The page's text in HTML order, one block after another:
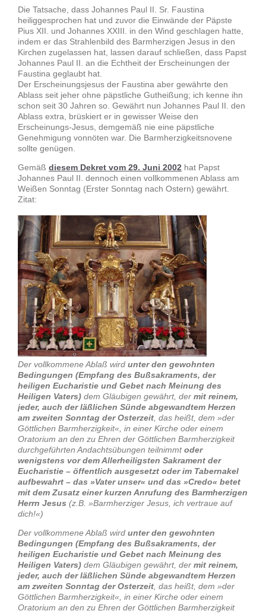
Die Tatsache, dass Johannes Paul II. Sr. Faustina
heiliggesprochen hat und zuvor die Einwände der Päpste
Pius XII. und Johannes XXIII. in den Wind geschlagen hatte,
indem er das Strahlenbild des Barmherzigen Jesus in den
Kirchen zugelassen hat, lassen darauf schließen, dass Papst
Johannes Paul II. an die Echtheit der Erscheinungen der
Faustina geglaubt hat.
Der Erscheinungsjesus der Faustina aber gewährte den
Ablass seit jeher ohne päpstliche Gutheißung; ich kenne ihn
schon seit 30 Jahren so. Gewährt nun Johannes Paul II. den
Ablass extra, brüskiert er in gewisser Weise den
Erscheinungs-Jesus, demgemäß nie eine päpstliche
Genehmigung vonnöten war. Die Barmherzigkeitsnovene
sollte genügen.
Gemäß diesem Dekret vom 29. Juni 2002 hat Papst
Johannes Paul II. dennoch einen vollkommenen Ablass am
Weißen Sonntag (Erster Sonntag nach Ostern) gewährt.
Zitat:
Der vollkommene Ablaß wird unter den gewohnten
Bedingungen (Empfang des Bußsakraments, der
heiligen Eucharistie und Gebet nach Meinung des
Heiligen Vaters) dem Gläubigen gewährt, der mit reinem,
jeder, auch der läßlichen Sünde abgewandtem Herzen
am zweiten Sonntag der Osterzeit, das heißt, dem »der
Göttlichen Barmherzigkeit«, in einer Kirche oder einem
Oratorium an den zu Ehren der Göttlichen Barmherzigkeit
durchgeführten Andachtsübungen teilnimmt oder
wenigstens vor dem Allerheiligsten Sakrament der
Eucharistie – öffentlich ausgesetzt oder im Tabernakel
aufbewahrt – das »Vater unser« und das »Credo« betet
mit dem Zusatz einer kurzen Anrufung des Barmherzigen
Herrn Jesus (z.B. »Barmherziger Jesus, ich vertraue auf
dich!«)
Der vollkommene Ablaß wird unter den gewohnten
Bedingungen (Empfang des Bußsakraments, der
heiligen Eucharistie und Gebet nach Meinung des
Heiligen Vaters) dem Gläubigen gewährt, der mit reinem,
jeder, auch der läßlichen Sünde abgewandtem Herzen
am zweiten Sonntag der Osterzeit, das heißt, dem »der
Göttlichen Barmherzigkeit«, in einer Kirche oder einem
Oratorium an den zu Ehren der Göttlichen Barmherzigkeit